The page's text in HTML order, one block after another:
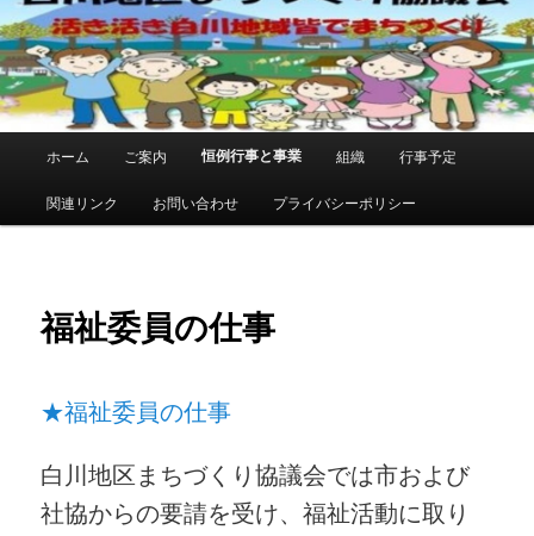
動
ホーム ご案内 恒例行事と事業 組織 行事予定
関連リンク お問い合わせ プライバシーポリシー
福祉委員の仕事
★福祉委員の仕事
白川地区まちづくり協議会では市および
社協からの要請を受け、福祉活動に取り